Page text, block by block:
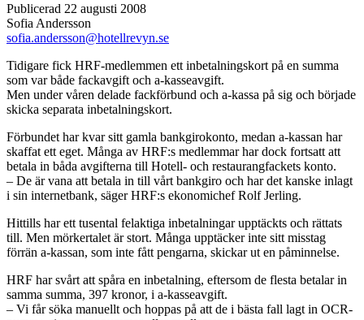
Publicerad 22 augusti 2008
Sofia Andersson
sofia.andersson@hotellrevyn.se
Tidigare fick HRF-medlemmen ett inbetalningskort på en summa
som var både fackavgift och a-kasseavgift.
Men under våren delade fackförbund och a-kassa på sig och började
skicka separata inbetalningskort.
Förbundet har kvar sitt gamla bankgirokonto, medan a-kassan har
skaffat ett eget. Många av HRF:s medlemmar har dock fortsatt att
betala in båda avgifterna till Hotell- och restaurangfackets konto.
– De är vana att betala in till vårt bankgiro och har det kanske inlagt
i sin internetbank, säger HRF:s ekonomichef Rolf Jerling.
Hittills har ett tusental felaktiga inbetalningar upptäckts och rättats
till. Men mörkertalet är stort. Många upptäcker inte sitt misstag
förrän a-kassan, som inte fått pengarna, skickar ut en påminnelse.
HRF har svårt att spåra en inbetalning, eftersom de flesta betalar in
samma summa, 397 kronor, i a-kasseavgift.
– Vi får söka manuellt och hoppas på att de i bästa fall lagt in OCR-